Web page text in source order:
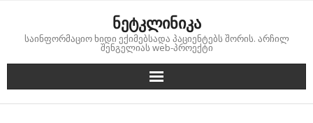
content
ნეტკლინიკა
საინფორმაციო ხიდი ექიმებსადა პაციენტებს შორის. არჩილ
შენგელიას web-პროექტი